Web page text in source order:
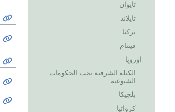
تايوان
تايلاند
تركيا
ڤيتنام
اوروپا
الكتلة الشرقية تحت الحكومات
الشيوعية
بلجيكا
كرواتيا